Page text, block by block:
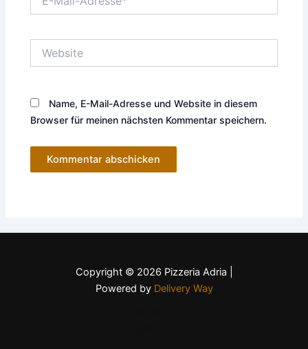
Mail-
Name, E-Mail-Adresse und Website in diesem
Browser für meinen nächsten Kommentar speichern.
Copyright © 2026 Pizzeria Adria |
Powered by Delivery Way